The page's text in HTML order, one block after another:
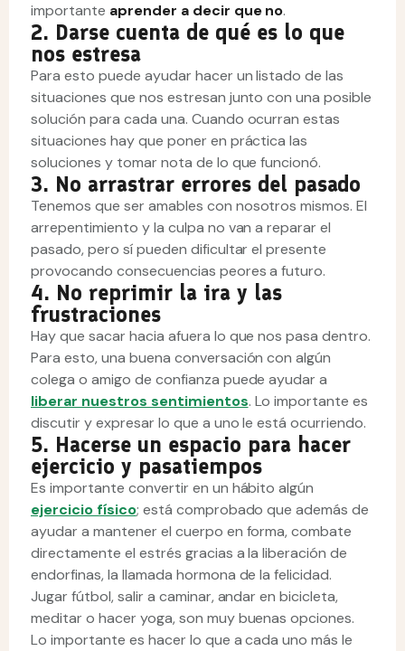
importante aprender a decir que no.
2. Darse cuenta de qué es lo que
nos estresa
Para esto puede ayudar hacer un listado de las
situaciones que nos estresan junto con una posible
solución para cada una. Cuando ocurran estas
situaciones hay que poner en práctica las
soluciones y tomar nota de lo que funcionó.
3. No arrastrar errores del pasado
Tenemos que ser amables con nosotros mismos. El
arrepentimiento y la culpa no van a reparar el
pasado, pero sí pueden dificultar el presente
provocando consecuencias peores a futuro.
4. No reprimir la ira y las
frustraciones
Hay que sacar hacia afuera lo que nos pasa dentro.
Para esto, una buena conversación con algún
colega o amigo de confianza puede ayudar a
liberar nuestros sentimientos. Lo importante es
discutir y expresar lo que a uno le está ocurriendo.
5. Hacerse un espacio para hacer
ejercicio y pasatiempos
Es importante convertir en un hábito algún
ejercicio físico; está comprobado que además de
ayudar a mantener el cuerpo en forma, combate
directamente el estrés gracias a la liberación de
endorfinas, la llamada hormona de la felicidad.
Jugar fútbol, salir a caminar, andar en bicicleta,
meditar o hacer yoga, son muy buenas opciones.
Lo importante es hacer lo que a cada uno más le